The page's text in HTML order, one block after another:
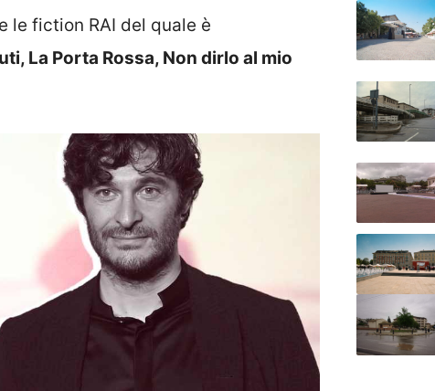
le fiction RAI del quale è
La Porta Rossa, Non dirlo al mio